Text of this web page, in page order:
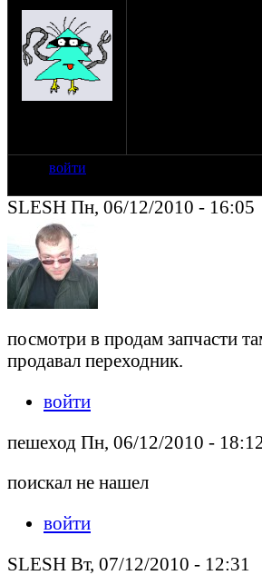
войти
SLESH Пн, 06/12/2010 - 16:05
посмотри в продам запчасти
продавал переходник.
войти
пешеход Пн, 06/12/2010 -
поискал не нашел
войти
SLESH Вт, 07/12/2010 - 12:31